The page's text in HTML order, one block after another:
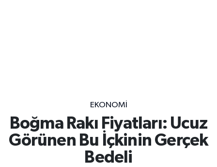
EKONOMİ
Boğma Rakı Fiyatları: Ucuz
Görünen Bu İçkinin Gerçek
Bedeli